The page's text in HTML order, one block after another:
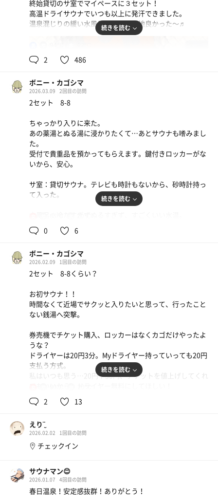
やっぱり人を繋ぐのは人やな。
終始貸切のサ室でマイペースに３セット！
高温ドライサウナでいつも以上に発汗できました。
温泉混じりの緩い水風呂も今夜は心地良かった〜♬
続きを読む
2 486
ボニー・カゴシマ
2026.03.09 2回目の訪問
2セット 8-8
ちゃっかり入りに来た。
あの薬湯とぬる湯に浸かりたくて…あとサウナも嗜みまし
た。
受付で貴重品を預かってもらえます。鍵付きロッカーがな
いから、安心。
サ室：貸切サウナ。テレビも時計もないから、砂時計持っ
て入った。
このあとは半身浴やから、しっかり目に冷やす。
て風を通す。
人も少なくて、かなりマイペースに温活できます。
続きを読む
0 6
ボニー・カゴシマ
2026.02.09 1回目の訪問
2セット 8-8くらい？
お初サウナ！！
時間なくて近場でサクッと入りたいと思って、行ったこと
ない銭湯へ突撃。
券売機でチケット購入、ロッカーはなくカゴだけやったよ
うな？
ドライヤーは20円3分。Myドライヤー持っていっても20円
支払う方式。
私はいつも思う…20円や30円、チケットを値上げしてくれ
小銭準備するめんどくささがなぁ〜…ここはすぐ番台さん
に声かけられたから、よかったけど。
まず結論から書くと、めっっっちゃ好みのお湯でし
た！！！♡
私は熱々湯より、じんわり長く入っていられるお湯が好
ここの温泉、薬草風呂と2種類あったんやけど、どっちも
温度がドンピシャで気持ち良すぎ…
なんでここに今まで行ってなかったんやろう。
続きを読む
2 13
えり¨̮
2026.02.02 1回目の訪問
チェックイン
サウナマン😊
2026.01.07 4回目の訪問
春日温泉！安定感抜群！ありがとう！